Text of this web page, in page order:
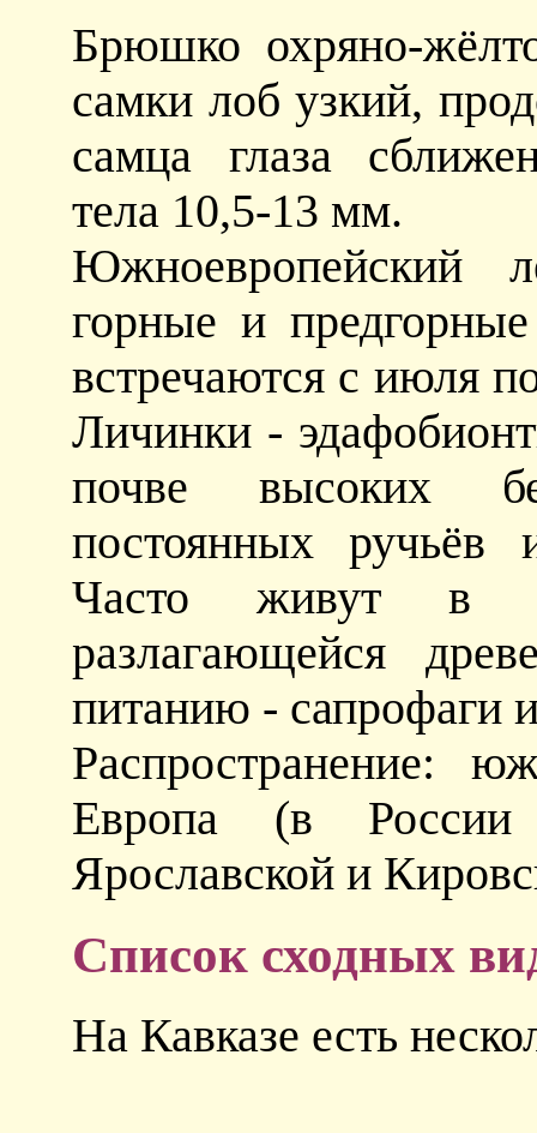
Брюшко охряно-
самки лоб узкий,
самца глаза
тела 10,5-13 мм.
Южноевропейский
горные и
встречаются с июля
Личинки -
почве высоких
постоянных ручьёв
Часто живут в
разлагающейся
питанию - сапрофаги
Распространение:
Европа (в
Ярославской и
Список сходных
На Кавказе есть